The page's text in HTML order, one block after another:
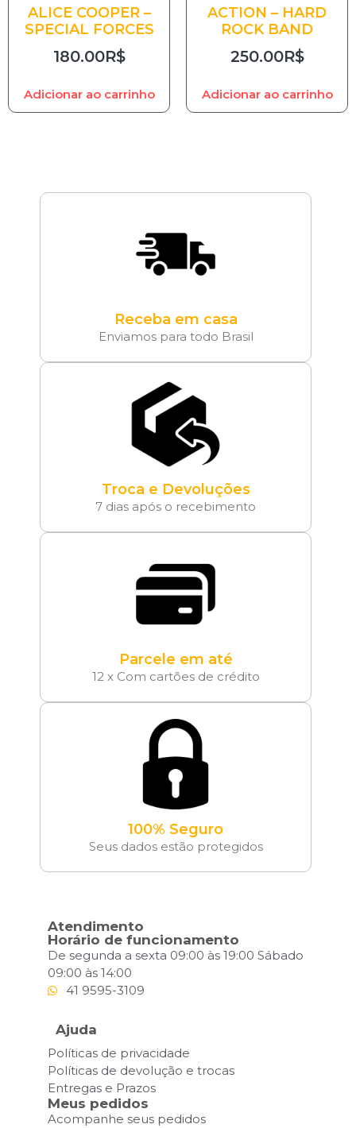
ALICE COOPER –
SPECIAL FORCES
180.00R$
Adicionar ao carrinho
ACTION – HARD
ROCK BAND
250.00R$
Adicionar ao carrinho
Receba em casa
Enviamos para todo Brasil
Troca e Devoluções
7 dias após o recebimento
Parcele em até
12 x Com cartões de crédito
100% Seguro
Seus dados estão protegidos
Atendimento
Horário de funcionamento
De segunda a sexta 09:00 às 19:00 Sábado
09:00 às 14:00
41 9595-3109
Ajuda
Políticas de privacidade
Políticas de devolução e trocas
Entregas e Prazos
Meus pedidos
Acompanhe seus pedidos